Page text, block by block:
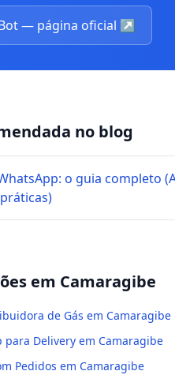
— página oficial ↗
no blog
o guia completo
em Camaragibe
de Gás em Camaragibe
para Delivery em Camaragibe
Pedidos em Camaragibe